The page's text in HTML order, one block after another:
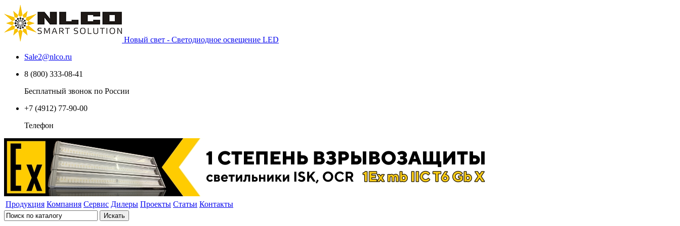
Новый свет - Светодиодное освещение LED
Sale2@nlco.ru
8 (800) 333-08-41
Бесплатный звонок по России
+7 (4912) 77-90-00
Телефон
Продукция Компания Сервис Дилеры Проекты Статьи Контакты